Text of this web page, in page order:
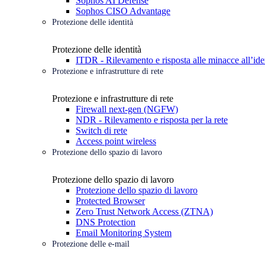
Sophos CISO Advantage
Protezione delle identità
Protezione delle identità
ITDR - Rilevamento e risposta alle minacce
Protezione e infrastrutture di rete
Protezione e infrastrutture di rete
Firewall next-gen (NGFW)
NDR - Rilevamento e risposta per la rete
Switch di rete
Access point wireless
Protezione dello spazio di lavoro
Protezione dello spazio di lavoro
Protezione dello spazio di lavoro
Protected Browser
Zero Trust Network Access (ZTNA)
DNS Protection
Email Monitoring System
Protezione delle e-mail